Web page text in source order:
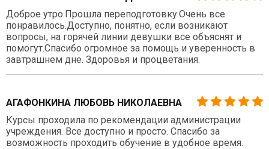
Доброе утро.Прошла переподготовку.Очень все
понравилось.Доступно, понятно, если возникают
вопросы, на горячей линии девушки все объяснят и
помогут.Спасибо огромное за помощь и уверенность в
завтрашнем дне. Здоровья и процветания.
АГАФОНКИНА ЛЮБОВЬ НИКОЛАЕВНА
Курсы проходила по рекомендации администрации
учреждения. Все доступно и просто. Спасибо за
возможность проходить обучение в удобное время.